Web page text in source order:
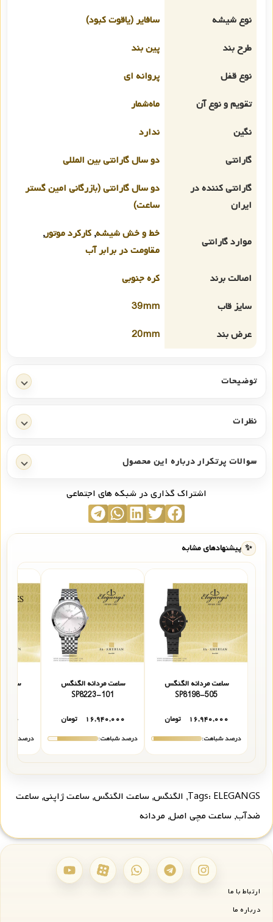
نوع شیشه
سافایر (یاقوت کبود)
طرح بند
پین بند
نوع قفل
پروانه ای
تقویم و نوع آن
ماه‌شمار
نگین
ندارد
گارانتی
دو سال گارانتی بین المللی
گارانتی کننده در
ایران
دو سال گارانتی (بازرگانی امین گستر
ساعت)
موارد گارانتی
خط و خش شیشه, کارکرد موتور,
مقاومت در برابر آب
اصالت برند
کره جنوبی
سایز قاب
39mm
عرض بند
20mm
توضیحات
نظرات
سوالات پرتکرار درباره این محصول
اشتراک گذاری در شبکه های اجتماعی
✨ پیشنهادهای مشابه
ساعت مردانه الگنگس
SP8198-505
۱۶,۹۴۰,۰۰۰
تومان
درصد شباهت:
ساعت مردانه الگنگس
SP8223-101
۱۶,۹۴۰,۰۰۰
تومان
درصد شباهت:
ساعت
درصد
Tags: ELEGANGS
, الگنگس, ساعت الگنگس, ساعت ژاپنی, ساعت
ضدآب, ساعت مچی اصل, مردانه
ارتباط با ما
درباره ما